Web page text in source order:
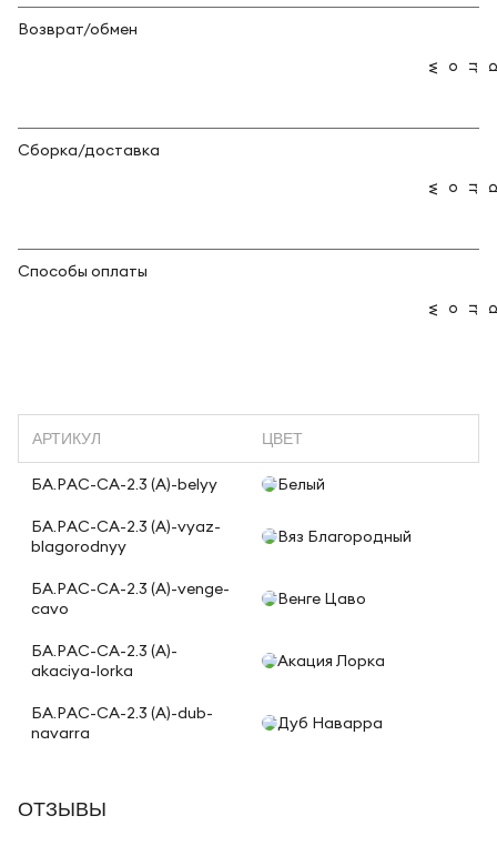
Возврат/обмен
Сборка/доставка
Способы оплаты
АРТИКУЛ ЦВЕТ
БА.РАС-СА-2.3 (A)-belyy Белый
БА.РАС-СА-2.3 (A)-vyaz-
blagorodnyy
Вяз Благородный
БА.РАС-СА-2.3 (A)-venge-
cavo
Венге Цаво
БА.РАС-СА-2.3 (A)-
akaciya-lorka
Акация Лорка
БА.РАС-СА-2.3 (A)-dub-
navarra
Дуб Наварра
ОТЗЫВЫ